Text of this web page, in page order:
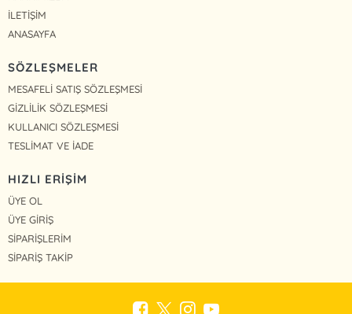
İLETİŞİM
ANASAYFA
SÖZLEŞMELER
MESAFELİ SATIŞ SÖZLEŞMESİ
GİZLİLİK SÖZLEŞMESİ
KULLANICI SÖZLEŞMESİ
TESLİMAT VE İADE
HIZLI ERİŞİM
ÜYE OL
ÜYE GİRİŞ
SİPARİŞLERİM
SİPARİŞ TAKİP